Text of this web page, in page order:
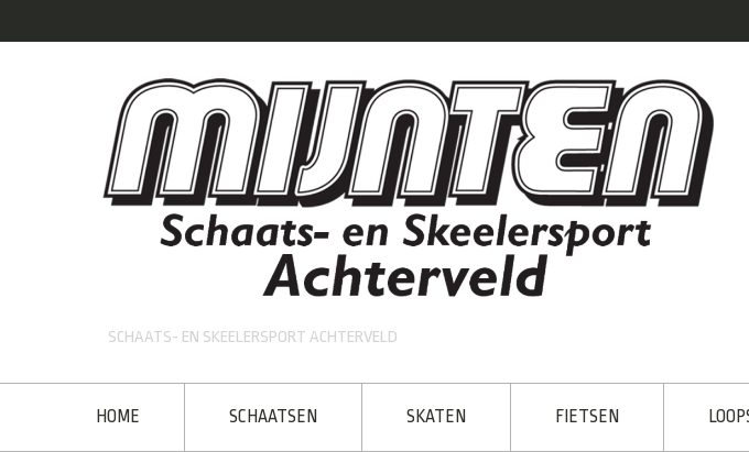
SCHAATS- EN SKEELERSPORT ACHTERVELD
HOME SCHAATSEN SKATEN FIETSEN